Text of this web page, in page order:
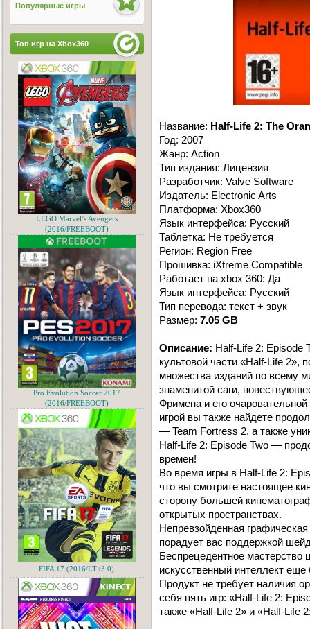
Название: Half-Life 2: The
Год: 2007
Жанр: Action
Тип издания: Лицензия
Разработчик: Valve Software
Издатель: Electronic Arts
Платформа: Xbox360
Язык интерфейса: Русский
Таблетка: Не требуется
Регион: Region Free
Прошивка: iXtreme Compatible
Работает на xbox 360: Да
Язык интерфейса: Русский
Тип перевода: текст + звук
Размер: 7.05 GB
Описание: Half-Life 2:
культовой части «Half-Life 2»,
множества изданий по всему
знаменитой саги,
Фримена и его
игрой вы также найдете
— Team Fortress 2, а также
Half-Life 2: Episode Two —
времен!
Во время игры в Half-Life 2:
что вы смотрите настоящее
сторону большей
открытых пространствах.
Непревзойденная
порадует вас поддержкой
Беспрецедентное
искусственный интеллект
Продукт не требует наличия
себя пять игр: «Half-Life 2:
также «Half-Life 2» и «Half-Life
Популярные игры
Топ игр на Xbox360
LEGO Marvel’s Avengers
(2016/FREEBOOT)
Pro Evolution Soccer 2017
(2016/FREEBOOT)
FIFA 17 (2016/LT+3.0)